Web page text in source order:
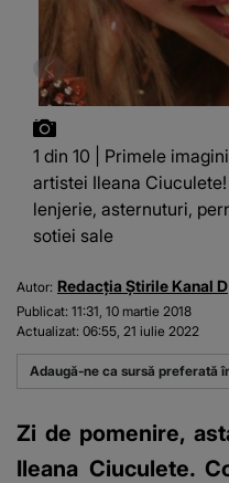
1 din 10 | Primele
artistei Ileana
lenjerie, asternuturi,
sotiei sale
Autor: Redacția Știrile Kanal D
Publicat: 11:31, 10 martie 2018
Actualizat: 06:55, 21 iulie 2022
Adaugă-ne ca sursă preferată
Zi de pomenire,
Ileana Ciuculete.